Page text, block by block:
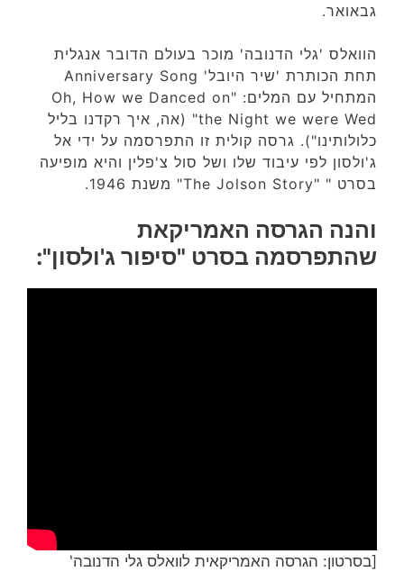
גבאואר.
הוואלס 'גלי הדנובה' מוכר בעולם הדובר אנגלית
תחת הכותרת 'שיר היובל' Anniversary Song
המתחיל עם המלים: "Oh, How we Danced on
the Night we were Wed" (אה, איך רקדנו בליל
כלולותינו"). גרסה קולית זו התפרסמה על ידי אל
ג'ולסון לפי עיבוד שלו ושל סול צ'פלין והיא מופיעה
בסרט " "The Jolson Story" משנת 1946.
והנה הגרסה האמריקאת
שהתפרסמה בסרט "סיפור ג'ולסון":
[בסרטון: הגרסה האמריקאית לוואלס גלי הדנובה'